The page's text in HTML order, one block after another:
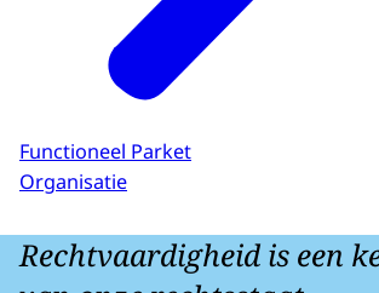
Functioneel Parket
Organisatie
Rechtvaardigheid is een